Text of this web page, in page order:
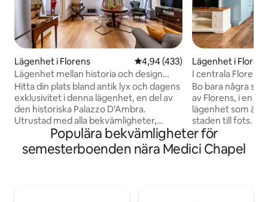
Lägenhet i Florens 4,94 av 5 i genomsnittligt
4,94 (433)
Lägenhet mellan historia och design
nära domkyrkan
Hitta din plats bland antik lyx och dagens
exklusivitet i denna lägenhet, en del av
den historiska Palazzo D'Ambra.
Utrustad med alla bekvämligheter,
fascinerar den med höga tak som
bevarar de ursprungliga dekorationerna
och en inredning med en raffinerad
Lägenhet i Florens
I centrala Florens
Bo bara några
av Florens, i en
lägenhet som är
staden till fots.
San Lorenzo-
några minuter
Populära bekvämligheter för
semesterboenden nära Medici Chapel